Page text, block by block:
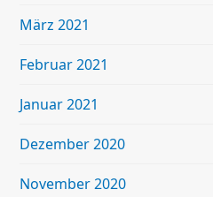
März 2021
Februar 2021
Januar 2021
Dezember 2020
November 2020